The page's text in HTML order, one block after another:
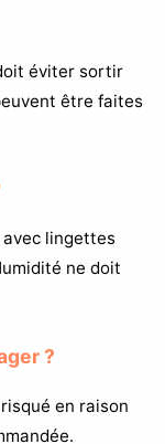
éviter sortir
être faites
lingettes
ne doit
?
en raison